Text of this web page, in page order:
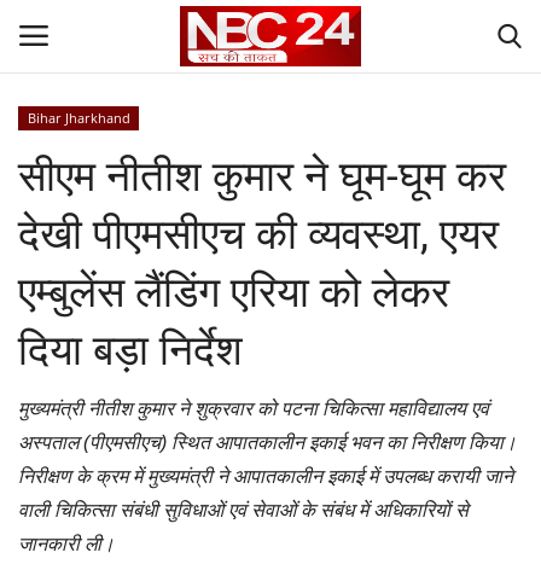
Contact
Gallery
National
World
State
Politics
Bihar Jharkhand
सीएम नीतीश कुमार ने घूम-घूम कर
देखी पीएमसीएच की व्यवस्था, एयर
एम्बुलेंस लैंडिंग एरिया को लेकर
दिया बड़ा निर्देश
मुख्यमंत्री नीतीश कुमार ने शुक्रवार को पटना चिकित्सा महाविद्यालय एवं
अस्पताल (पीएमसीएच) स्थित आपातकालीन इकाई भवन का निरीक्षण किया।
निरीक्षण के क्रम में मुख्यमंत्री ने आपातकालीन इकाई में उपलब्ध करायी जाने
वाली चिकित्सा संबंधी सुविधाओं एवं सेवाओं के संबंध में अधिकारियों से
जानकारी ली।